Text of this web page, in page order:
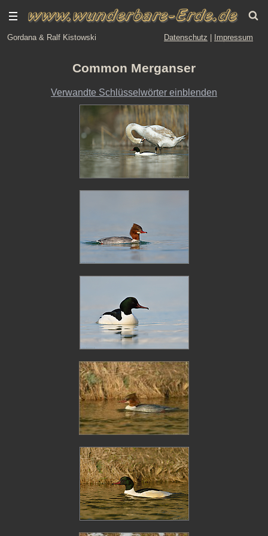
Gordana & Ralf Kistowski Datenschutz Impressum
Common Merganser
Verwandte Schlüsselwörter einblenden